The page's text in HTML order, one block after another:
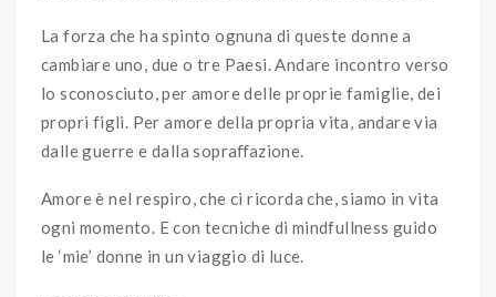
La forza che ha spinto ognuna di queste donne a
cambiare uno, due o tre Paesi. Andare incontro verso
lo sconosciuto, per amore delle proprie famiglie, dei
propri figli. Per amore della propria vita, andare via
dalle guerre e dalla sopraﬀazione.
Amore è nel respiro, che ci ricorda che, siamo in vita
ogni momento. E con tecniche di mindfullness guido
le ‘mie’ donne in un viaggio di luce.